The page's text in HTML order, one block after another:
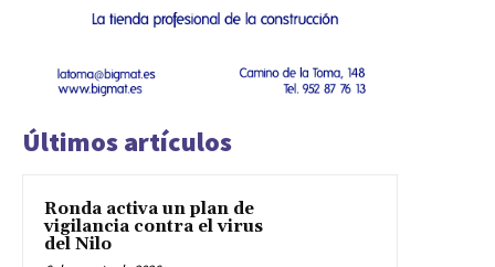
Últimos artículos
Ronda activa un plan de
vigilancia contra el virus
del Nilo